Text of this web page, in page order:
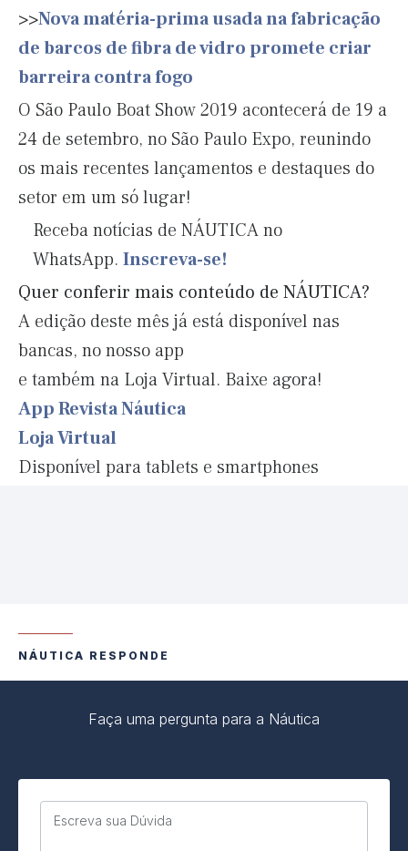
>>Nova matéria-prima usada na fabricação
de barcos de fibra de vidro promete criar
barreira contra fogo
O São Paulo Boat Show 2019 acontecerá de 19 a
24 de setembro, no São Paulo Expo, reunindo
os mais recentes lançamentos e destaques do
setor em um só lugar!
Receba notícias de NÁUTICA no
WhatsApp. Inscreva-se!
Quer conferir mais conteúdo de NÁUTICA?
A edição deste mês já está disponível nas
bancas, no nosso app
e também na Loja Virtual. Baixe agora!
App Revista Náutica
Loja Virtual
Disponível para tablets e smartphones
NÁUTICA RESPONDE
Faça uma pergunta para a Náutica
Escreva sua Dúvida